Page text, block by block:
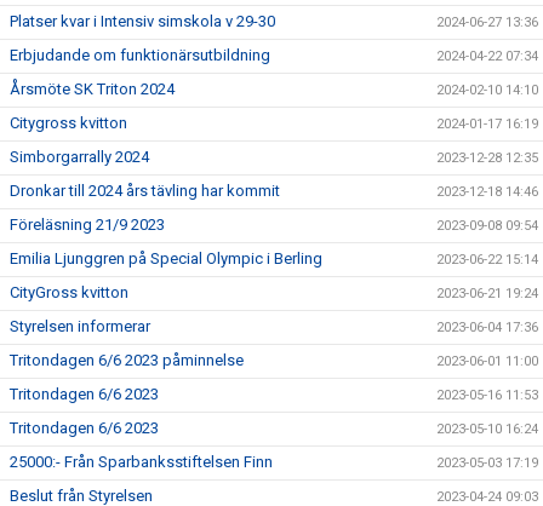
Platser kvar i Intensiv simskola v 29-30 2024-06-27 13:36
Erbjudande om funktionärsutbildning 2024-04-22 07:34
Årsmöte SK Triton 2024 2024-02-10 14:10
Citygross kvitton 2024-01-17 16:19
Simborgarrally 2024 2023-12-28 12:35
Dronkar till 2024 års tävling har kommit 2023-12-18 14:46
Föreläsning 21/9 2023 2023-09-08 09:54
Emilia Ljunggren på Special Olympic i Berling 2023-06-22 15:14
CityGross kvitton 2023-06-21 19:24
Styrelsen informerar 2023-06-04 17:36
Tritondagen 6/6 2023 påminnelse 2023-06-01 11:00
Tritondagen 6/6 2023 2023-05-16 11:53
Tritondagen 6/6 2023 2023-05-10 16:24
25000:- Från Sparbanksstiftelsen Finn 2023-05-03 17:19
Beslut från Styrelsen 2023-04-24 09:03